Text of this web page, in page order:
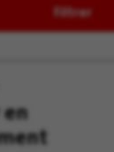
Filtrer